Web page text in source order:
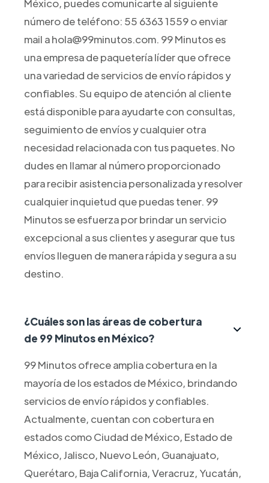
México, puedes comunicarte al siguiente
número de teléfono: 55 6363 1559 o enviar
mail a hola@99minutos.com. 99 Minutos es
una empresa de paquetería líder que ofrece
una variedad de servicios de envío rápidos y
confiables. Su equipo de atención al cliente
está disponible para ayudarte con consultas,
seguimiento de envíos y cualquier otra
necesidad relacionada con tus paquetes. No
dudes en llamar al número proporcionado
para recibir asistencia personalizada y resolver
cualquier inquietud que puedas tener. 99
Minutos se esfuerza por brindar un servicio
excepcional a sus clientes y asegurar que tus
envíos lleguen de manera rápida y segura a su
destino.
¿Cuáles son las áreas de cobertura
de 99 Minutos en México?
99 Minutos ofrece amplia cobertura en la
mayoría de los estados de México, brindando
servicios de envío rápidos y confiables.
Actualmente, cuentan con cobertura en
estados como Ciudad de México, Estado de
México, Jalisco, Nuevo León, Guanajuato,
Querétaro, Baja California, Veracruz, Yucatán,